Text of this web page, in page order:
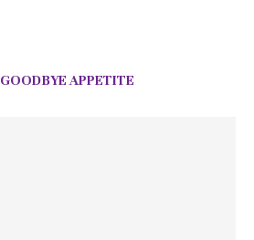
GOODBYE APPETITE